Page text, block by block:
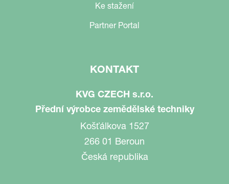
Ke stažení
Partner Portal
KONTAKT
KVG CZECH s.r.o.
Přední výrobce zemědělské techniky
Košťálkova 1527
266 01 Beroun
Česká republika